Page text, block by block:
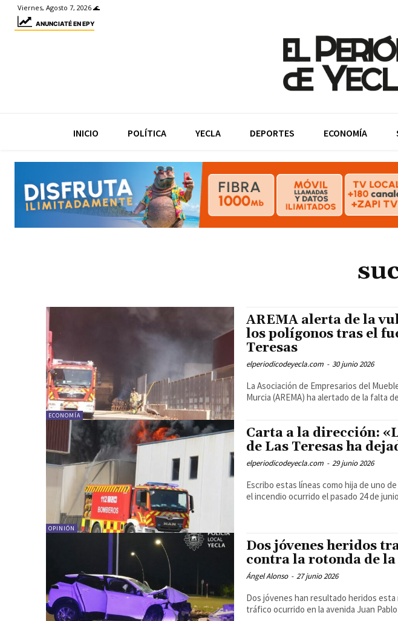
Viernes, Agosto 7, 2026 🌊
ANUNCIATÉ EN EPY
INICIO POLÍTICA YECLA DEPORTES ECONOMÍA
ECONOMÍA
AREMA alerta de la
los polígonos tras el
Teresas
elperiodicodeyecla.com - 30 junio 2026
La Asociación de Empresarios del
Murcia (AREMA) ha alertado de la falta
OPINIÓN
Carta a la dirección:
de Las Teresas ha
elperiodicodeyecla.com - 29 junio 2026
Escribo estas líneas como hija de uno
el incendio ocurrido el pasado 24 de
Dos jóvenes heridos
contra la rotonda de
Ángel Alonso - 27 junio 2026
Dos jóvenes han resultado heridos
tráfico ocurrido en la avenida Juan